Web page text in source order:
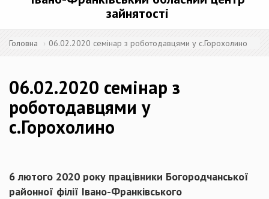
зайнятості
Головна 06.02.2020 семінар з роботодавцями у с.Горохолино
06.02.2020 семінар з
роботодавцями у
с.Горохолино
6 лютого 2020 року працівники Богородчанської
районної філії Івано-Франківського